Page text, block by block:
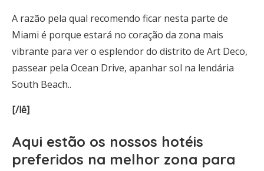
A razão pela qual recomendo ficar nesta parte de
Miami é porque estará no coração da zona mais
vibrante para ver o esplendor do distrito de Art Deco,
passear pela Ocean Drive, apanhar sol na lendária
South Beach..
[/lê]
Aqui estão os nossos hotéis
preferidos na melhor zona para